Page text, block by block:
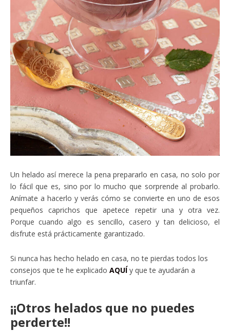
Un helado así merece la pena prepararlo en casa, no solo por
lo fácil que es, sino por lo mucho que sorprende al probarlo.
Anímate a hacerlo y verás cómo se convierte en uno de esos
pequeños caprichos que apetece repetir una y otra vez.
Porque cuando algo es sencillo, casero y tan delicioso, el
disfrute está prácticamente garantizado.
Si nunca has hecho helado en casa, no te pierdas todos los
consejos que te he explicado AQUÍy que te ayudarán a
triunfar.
¡¡Otros helados que no puedes
perderte!!